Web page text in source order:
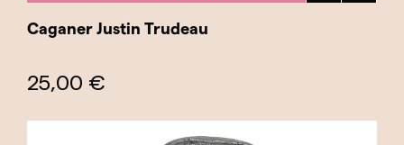
Caganer Justin Trudeau
25,00 €